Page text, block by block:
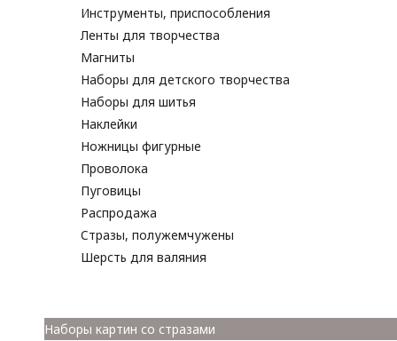
Инструменты, приспособления
Ленты для творчества
Магниты
Наборы для детского творчества
Наборы для шитья
Наклейки
Ножницы фигурные
Проволока
Пуговицы
Распродажа
Стразы, полужемчужены
Шерсть для валяния
Наборы картин со стразами